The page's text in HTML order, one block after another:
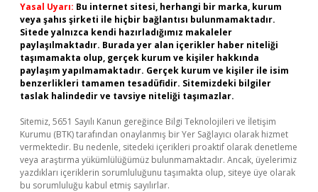
Yasal Uyarı: Bu internet sitesi, herhangi bir marka, kurum
veya şahıs şirketi ile hiçbir bağlantısı bulunmamaktadır.
Sitede yalnızca kendi hazırladığımız makaleler
paylaşılmaktadır. Burada yer alan içerikler haber niteliği
taşımamakta olup, gerçek kurum ve kişiler hakkında
paylaşım yapılmamaktadır. Gerçek kurum ve kişiler ile isim
benzerlikleri tamamen tesadüfidir. Sitemizdeki bilgiler
taslak halindedir ve tavsiye niteliği taşımazlar.
Sitemiz, 5651 Sayılı Kanun gereğince Bilgi Teknolojileri ve İletişim
Kurumu (BTK) tarafından onaylanmış bir Yer Sağlayıcı olarak hizmet
vermektedir. Bu nedenle, sitedeki içerikleri proaktif olarak denetleme
veya araştırma yükümlülüğümüz bulunmamaktadır. Ancak, üyelerimiz
yazdıkları içeriklerin sorumluluğunu taşımakta olup, siteye üye olarak
bu sorumluluğu kabul etmiş sayılırlar.